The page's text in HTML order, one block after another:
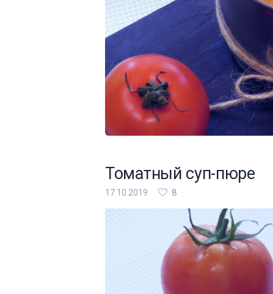
Томатный суп-пюре
17.10.2019 8